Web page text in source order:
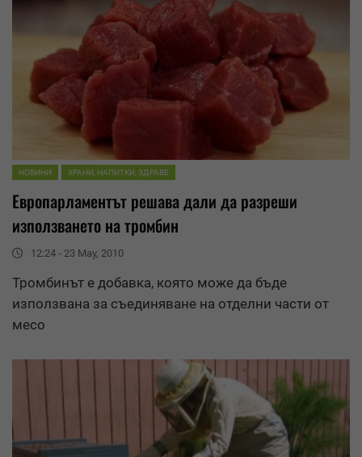
НОВИНИ ХРАНИ, НАПИТКИ, ЗДРАВЕ
Европарламентът решава дали да разреши
използването на тромбин
12:24 - 23 May, 2010
Тромбинът е добавка, която може да бъде
използвана за съединяване на отделни части от
месо